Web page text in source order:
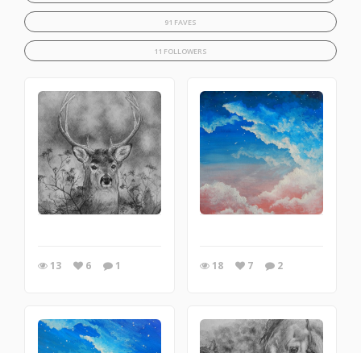
91 FAVES
11 FOLLOWERS
13 6 1 18 7 2